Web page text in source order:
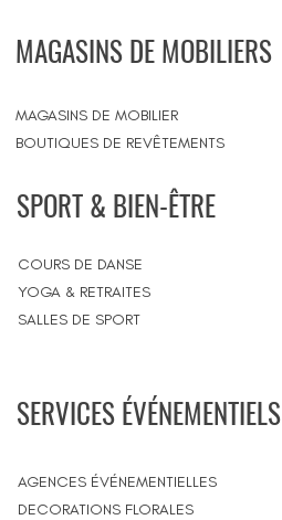
MAGASINS DE MOBILIERS
MAGASINS DE MOBILIER
BOUTIQUES DE REVÊTEMENTS
SPORT & BIEN-ÊTRE
COURS DE DANSE
YOGA & RETRAITES
SALLES DE SPORT
SERVICES ÉVÉNEMENTIELS
AGENCES ÉVÉNEMENTIELLES
DECORATIONS FLORALES